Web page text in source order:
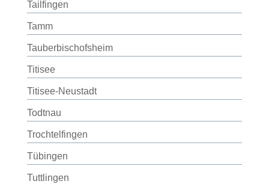
Tailfingen
Tamm
Tauberbischofsheim
Titisee
Titisee-Neustadt
Todtnau
Trochtelfingen
Tübingen
Tuttlingen